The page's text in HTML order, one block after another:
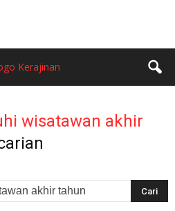
wisatawan akhir